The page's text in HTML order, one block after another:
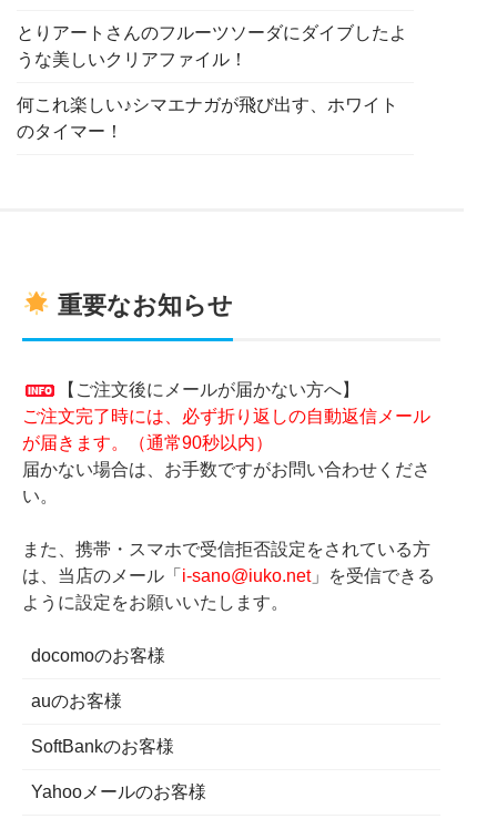
とりアートさんのフルーツソーダにダイブしたよ
うな美しいクリアファイル！
何これ楽しい♪シマエナガが飛び出す、ホワイト
のタイマー！
重要なお知らせ
【ご注文後にメールが届かない方へ】
ご注文完了時には、必ず折り返しの自動返信メール
が届きます。（通常90秒以内）
届かない場合は、お手数ですがお問い合わせくださ
い。
また、携帯・スマホで受信拒否設定をされている方
は、当店のメール「 i-sano@iuko.net」を受信できる
ように設定をお願いいたします。
docomoのお客様
auのお客様
SoftBankのお客様
Yahooメールのお客様